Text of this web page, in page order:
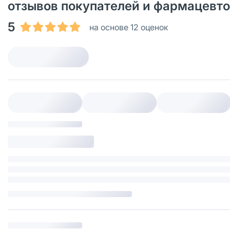
отзывов покупателей и
5
на основе 12 оценок